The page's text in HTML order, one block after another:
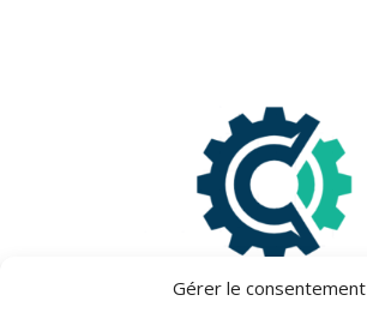
Gérer le consentement